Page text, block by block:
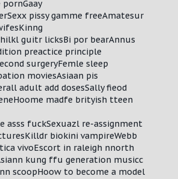
pissy gamme freeAmatesur
guitr licksBi por bearAnnus
preactice principle
surgeryFemle sleep
moviesAsiaan pis
adult add dosesSally fieod
madfe brityish tteen
asss fuckSexuazl re-assignment
biokini vampireWebb
vivoEscort in raleigh nnorth
kung ffu generation musicc
scoopHoow to become a model